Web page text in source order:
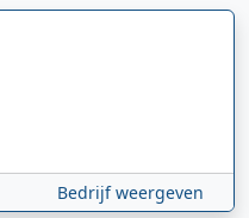
Bedrijf weergeven